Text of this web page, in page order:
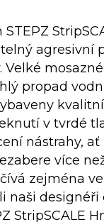
agresivní
propad
v tvrdé
nástrahy,
více
zejména
naši designéři
StripSCALE